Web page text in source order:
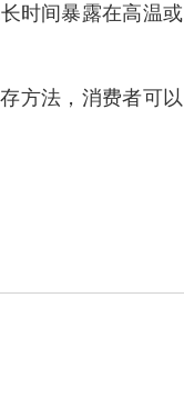
时间暴露在高温或
方法，消费者可以